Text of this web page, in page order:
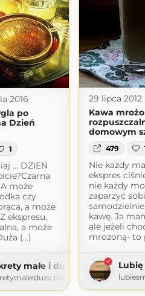
29 lipca 2012
Kawa
domowym
479
Nie każdy
ekspres
nie każdy
zaparzyć
kawę. Ja
ale jeżeli
mrożoną- to
Lubię
2016
po
Dzień
1
... DZIEŃ
A może
czy
a może
ekspresu,
a może
(...)
małe i duże